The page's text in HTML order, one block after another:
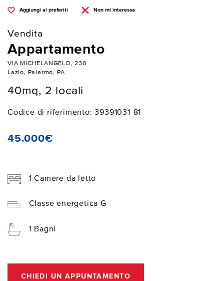
Aggiungi ai preferiti Non mi interessa
Vendita
Appartamento
VIA MICHELANGELO, 230
Lazio, Palermo, PA
40mq, 2 locali
Codice di riferimento: 39391031-81
45.000€
1 Camere da letto
Classe energetica G
1 Bagni
CHIEDI UN APPUNTAMENTO